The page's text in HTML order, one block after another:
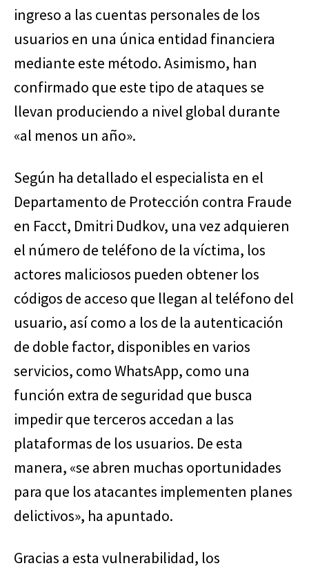
ingreso a las cuentas personales de los
usuarios en una única entidad financiera
mediante este método. Asimismo, han
confirmado que este tipo de ataques se
llevan produciendo a nivel global durante
«al menos un año».
Según ha detallado el especialista en el
Departamento de Protección contra Fraude
en Facct, Dmitri Dudkov, una vez adquieren
el número de teléfono de la víctima, los
actores maliciosos pueden obtener los
códigos de acceso que llegan al teléfono del
usuario, así como a los de la autenticación
de doble factor, disponibles en varios
servicios, como WhatsApp, como una
función extra de seguridad que busca
impedir que terceros accedan a las
plataformas de los usuarios. De esta
manera, «se abren muchas oportunidades
para que los atacantes implementen planes
delictivos», ha apuntado.
Gracias a esta vulnerabilidad, los